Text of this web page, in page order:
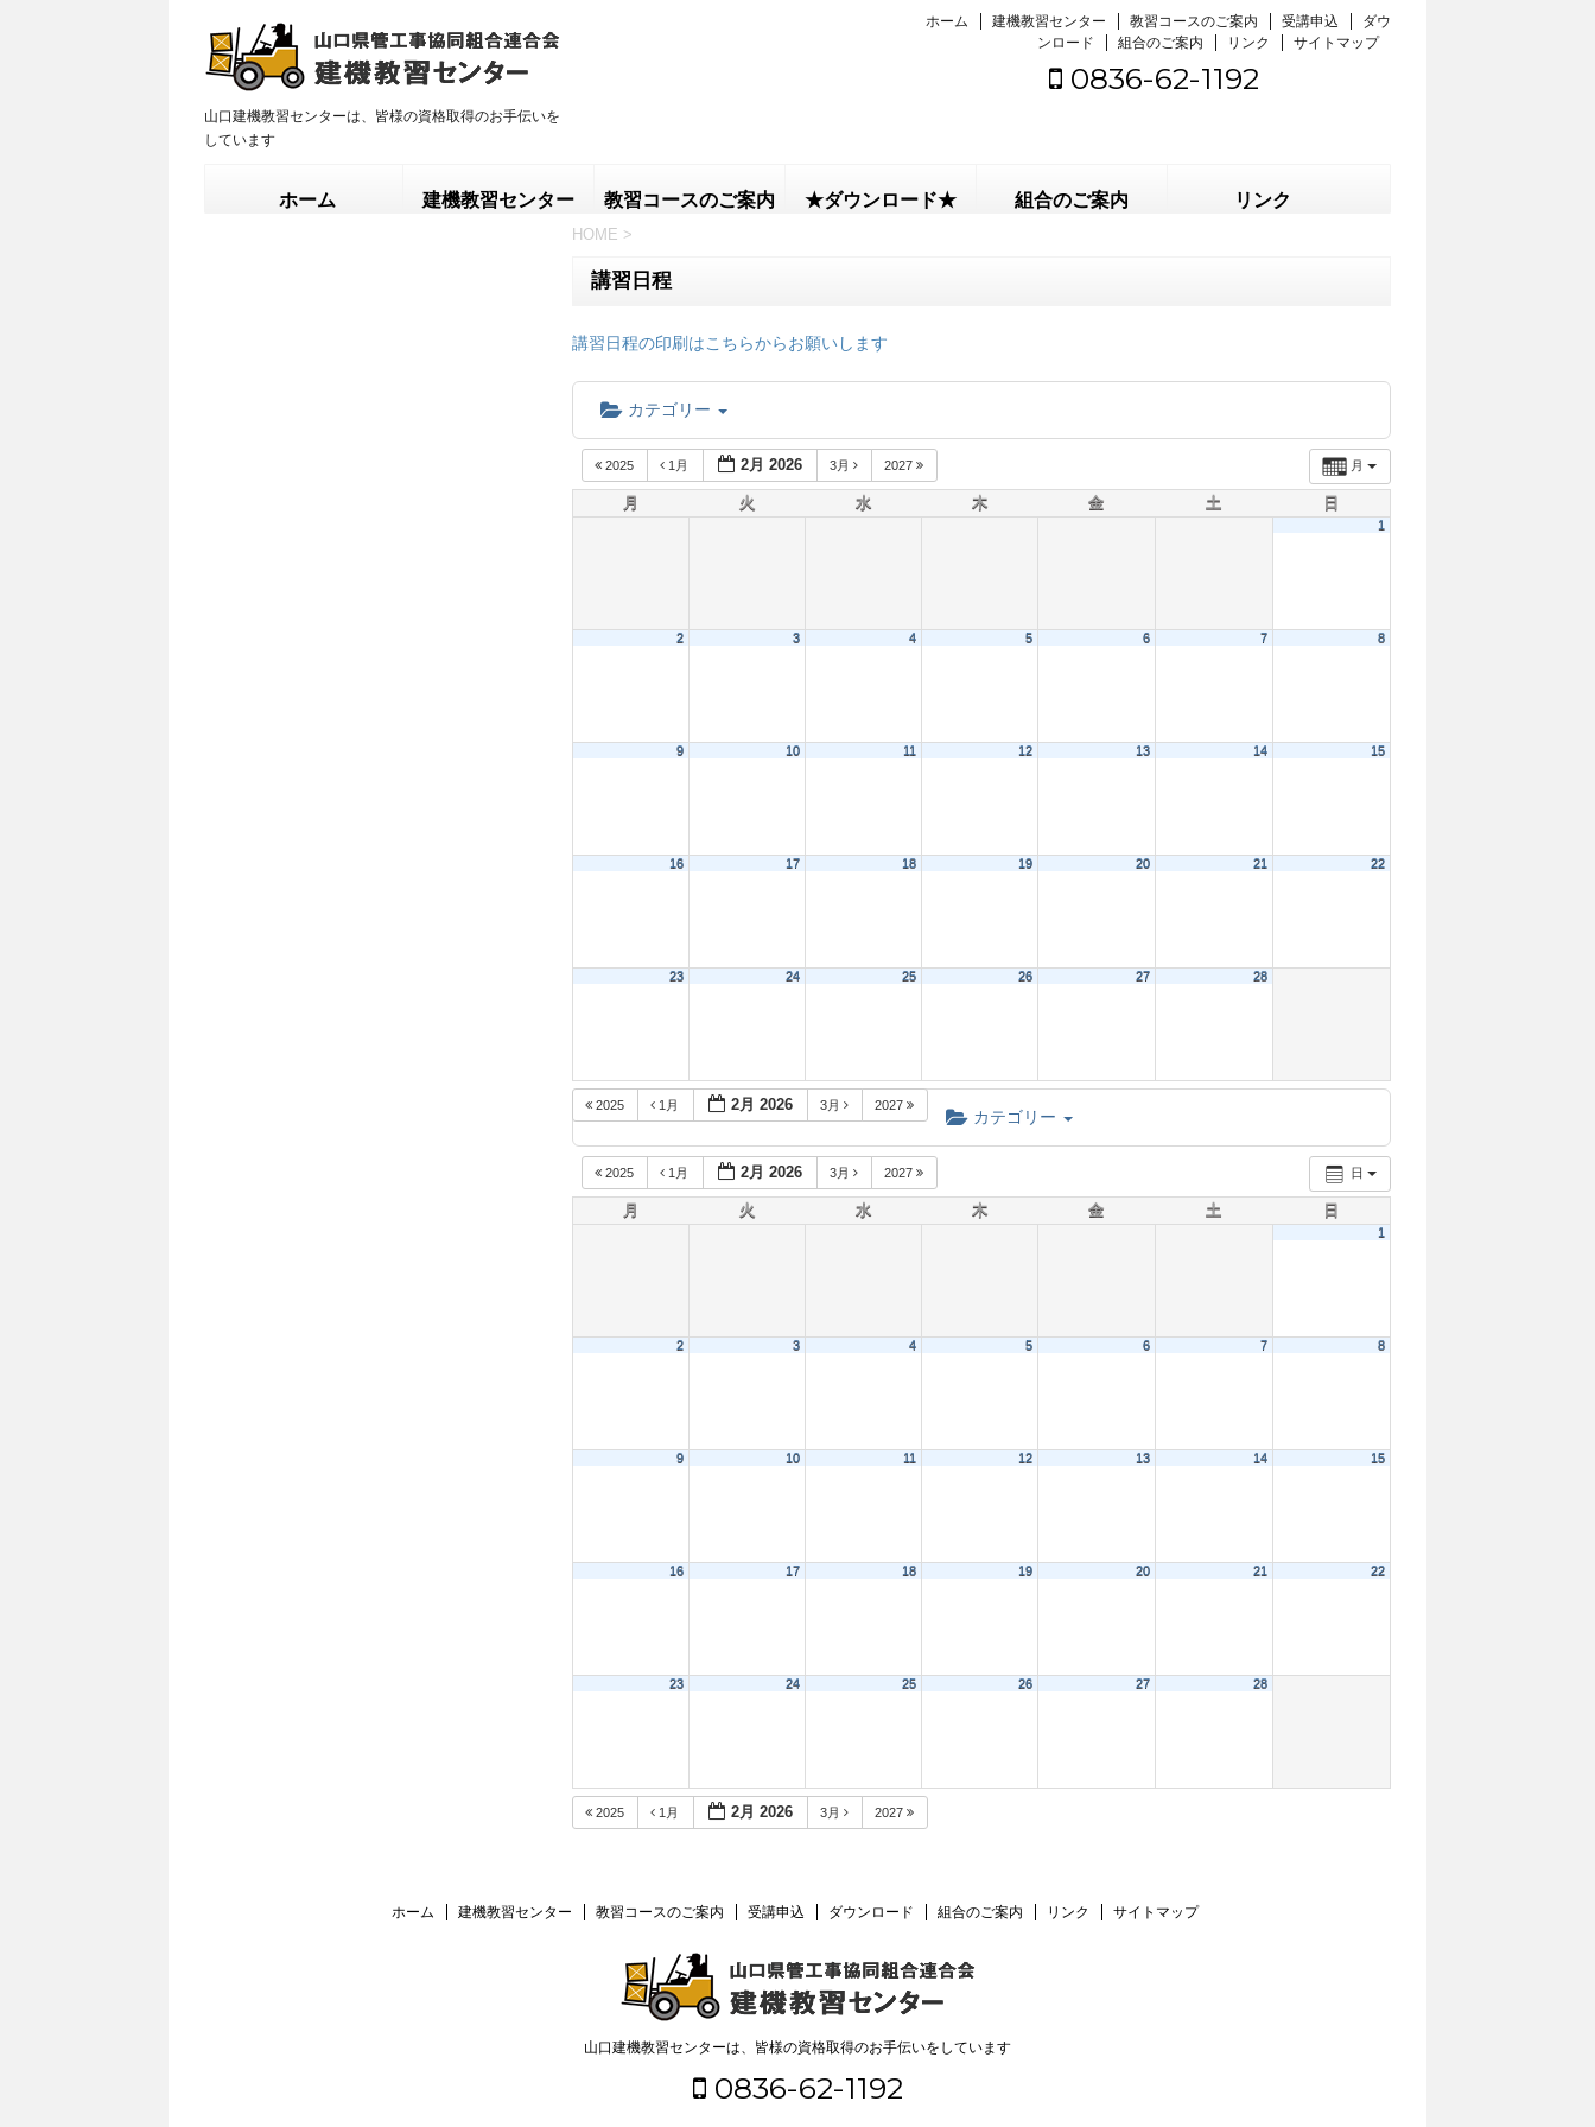
山口建機教習センターは、皆様の資格取得のお手伝いを
しています
ホーム 建機教習センター 教習コースのご案内 受講申込
ダウ
ンロード
組合のご案内 リンク サイトマップ
0836-62-1192
ホーム 建機教習センター 教習コースのご案内 ★ダウンロード★ 組合のご案内 リンク
HOME >
講習日程
講習日程の印刷はこちらからお願いします
カテゴリー
月
2025 1月 2月 2026 3月 2027
月 火 水 木 金 土 日
1
2 3 4 5 6 7 8
9 10 11 12 13 14 15
16 17 18 19 20 21 22
23 24 25 26 27 28
2025 1月 2月 2026 3月 2027
カテゴリー
日
2025 1月 2月 2026 3月 2027
月 火 水 木 金 土 日
1
2 3 4 5 6 7 8
9 10 11 12 13 14 15
16 17 18 19 20 21 22
23 24 25 26 27 28
2025 1月 2月 2026 3月 2027
ホーム 建機教習センター 教習コースのご案内 受講申込 ダウンロード 組合のご案内 リンク サイトマップ
山口建機教習センターは、皆様の資格取得のお手伝いをしています
0836-62-1192